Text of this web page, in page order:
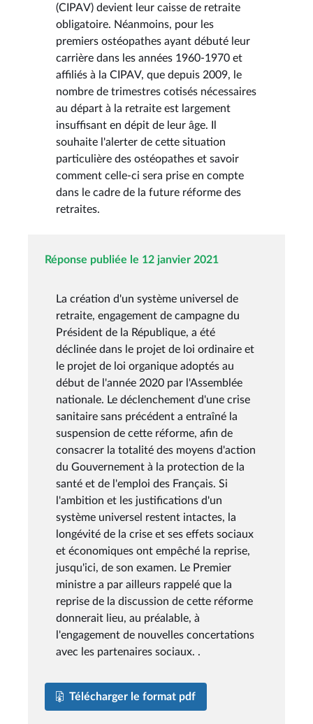
(CIPAV) devient leur caisse de retraite
obligatoire. Néanmoins, pour les
premiers ostéopathes ayant débuté leur
carrière dans les années 1960-1970 et
affiliés à la CIPAV, que depuis 2009, le
nombre de trimestres cotisés nécessaires
au départ à la retraite est largement
insuffisant en dépit de leur âge. Il
souhaite l'alerter de cette situation
particulière des ostéopathes et savoir
comment celle-ci sera prise en compte
dans le cadre de la future réforme des
retraites.
Réponse publiée le 12 janvier 2021
La création d'un système universel de
retraite, engagement de campagne du
Président de la République, a été
déclinée dans le projet de loi ordinaire et
le projet de loi organique adoptés au
début de l'année 2020 par l'Assemblée
nationale. Le déclenchement d'une crise
sanitaire sans précédent a entraîné la
suspension de cette réforme, afin de
consacrer la totalité des moyens d'action
du Gouvernement à la protection de la
santé et de l'emploi des Français. Si
l'ambition et les justifications d'un
système universel restent intactes, la
longévité de la crise et ses effets sociaux
et économiques ont empêché la reprise,
jusqu'ici, de son examen. Le Premier
ministre a par ailleurs rappelé que la
reprise de la discussion de cette réforme
donnerait lieu, au préalable, à
l'engagement de nouvelles concertations
avec les partenaires sociaux. .
Télécharger le format pdf